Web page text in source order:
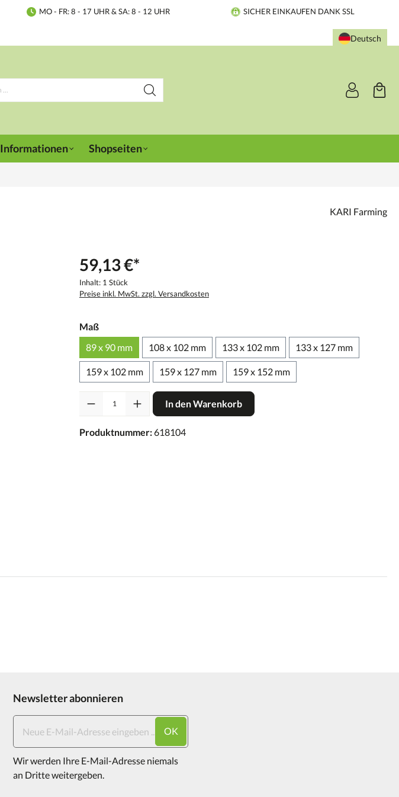
MO - FR: 8 - 17 UHR & SA: 8 - 12 UHR SICHER EINKAUFEN DANK SSL
Deutsch
Informationen Shopseiten
KARI Farming
59,13 €*
Inhalt: 1 Stück
Preise inkl. MwSt. zzgl. Versandkosten
Maß
89 x 90 mm
108 x 102 mm 133 x 102 mm 133 x 127 mm
159 x 102 mm 159 x 127 mm 159 x 152 mm
In den Warenkorb
Produktnummer:618104
Newsletter abonnieren
OK
Wir werden Ihre E-Mail-Adresse niemals
an Dritte weitergeben.